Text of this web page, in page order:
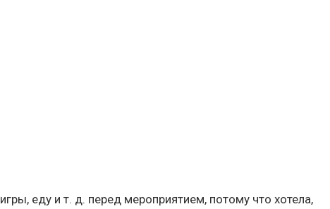
еду и т. д. перед мероприятием, потому что хотела,